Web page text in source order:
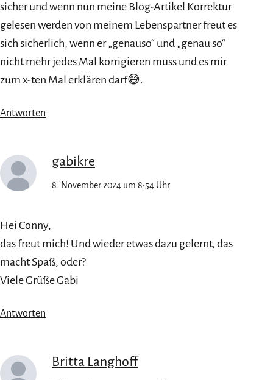
sicher und wenn nun meine Blog-Artikel Korrektur
gelesen werden von meinem Lebenspartner freut es
sich sicherlich, wenn er „genauso“ und „genau so“
nicht mehr jedes Mal korrigieren muss und es mir
zum x-ten Mal erklären darf😅.
Antworten
gabikre
8. November 2024 um 8:54 Uhr
Hei Conny,
das freut mich! Und wieder etwas dazu gelernt, das
macht Spaß, oder?
Viele Grüße Gabi
Antworten
Britta Langhoff